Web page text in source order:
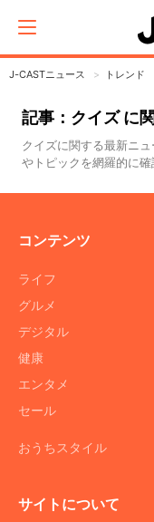
J-CASTニュース トレンド
記事：クイズ に
クイズに関する最新ニ
やトピックを網羅的に確
コンテンツ
ライフ
グルメ
デジタル
健康
エンタメ
セール
おうちスタイル
サイトについて